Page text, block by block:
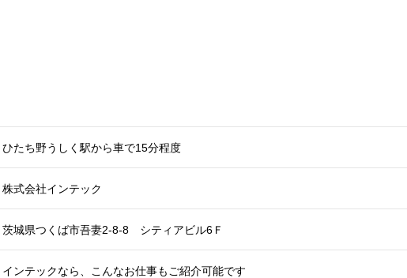
ひたち野うしく駅から車で15分程度
株式会社インテック
茨城県つくば市吾妻2-8-8 シティアビル6Ｆ
インテックなら、こんなお仕事もご紹介可能です